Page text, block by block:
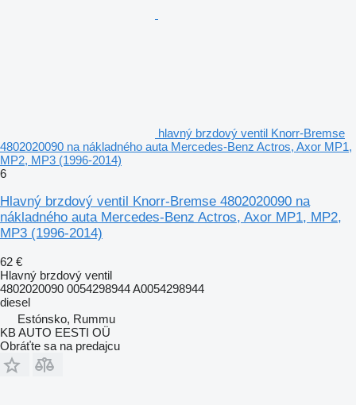
hlavný brzdový ventil Knorr-Bremse
4802020090 na nákladného auta Mercedes-Benz Actros, Axor MP1,
MP2, MP3 (1996-2014)
6
Hlavný brzdový ventil Knorr-Bremse 4802020090 na
nákladného auta Mercedes-Benz Actros, Axor MP1, MP2,
MP3 (1996-2014)
62 €
Hlavný brzdový ventil
4802020090 0054298944 A0054298944
diesel
Estónsko, Rummu
KB AUTO EESTI OÜ
Obráťte sa na predajcu